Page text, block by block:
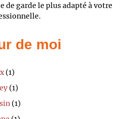
de garde le plus adapté à votre
de moi
(1)
(1)
(1)